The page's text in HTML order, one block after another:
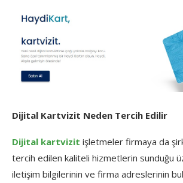
Dijital Kartvizit Neden Tercih Edilir
Dijital kartvizit işletmeler firmaya da
tercih edilen kaliteli hizmetlerin sunduğu
iletişim bilgilerinin ve firma adreslerinin